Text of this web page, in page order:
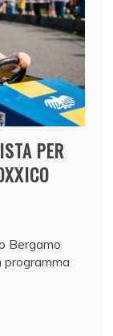
PER
Bergamo
programma